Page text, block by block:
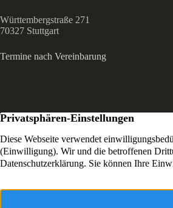
Württembergstraße 271
70327 Stuttgart
Termine nach Vereinbarung